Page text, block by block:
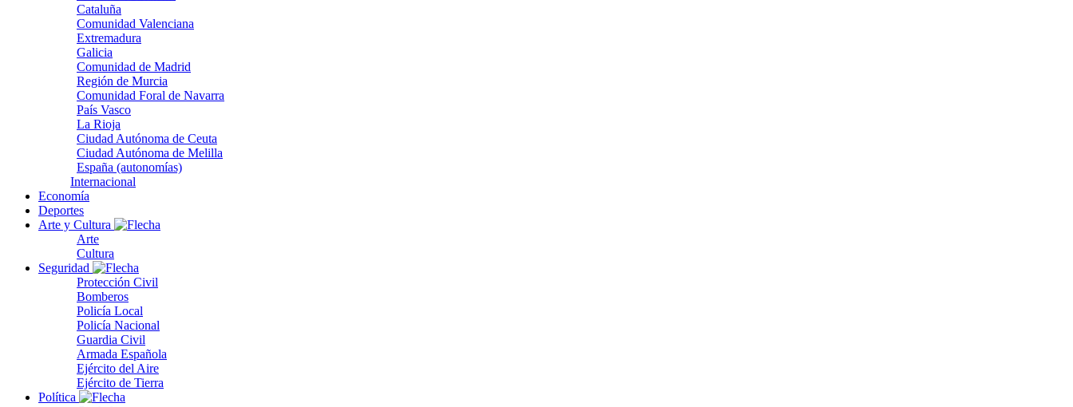
Cataluña
Comunidad Valenciana
Extremadura
Galicia
Comunidad de Madrid
Región de Murcia
Comunidad Foral de Navarra
País Vasco
La Rioja
Ciudad Autónoma de Ceuta
Ciudad Autónoma de Melilla
España (autonomías)
Internacional
Economía
Deportes
Arte y Cultura
Arte
Cultura
Seguridad
Protección Civil
Bomberos
Policía Local
Policía Nacional
Guardia Civil
Armada Española
Ejército del Aire
Ejército de Tierra
Política